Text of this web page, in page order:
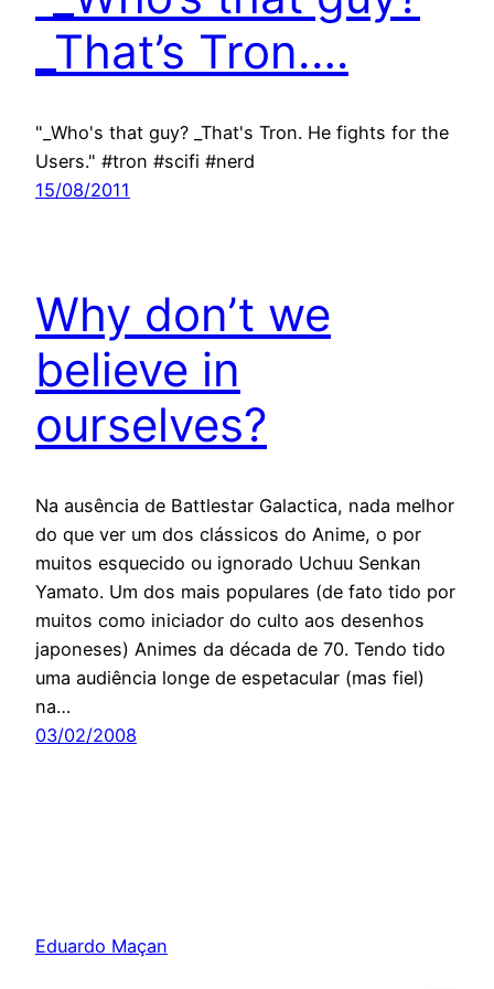
_That’s Tron.…
"_Who's that guy? _That's Tron. He fights for the
Users." #tron #scifi #nerd
15/08/2011
Why don’t we
believe in
ourselves?
Na ausência de Battlestar Galactica, nada melhor
do que ver um dos clássicos do Anime, o por
muitos esquecido ou ignorado Uchuu Senkan
Yamato. Um dos mais populares (de fato tido por
muitos como iniciador do culto aos desenhos
japoneses) Animes da década de 70. Tendo tido
uma audiência longe de espetacular (mas fiel)
na…
03/02/2008
Eduardo Maçan